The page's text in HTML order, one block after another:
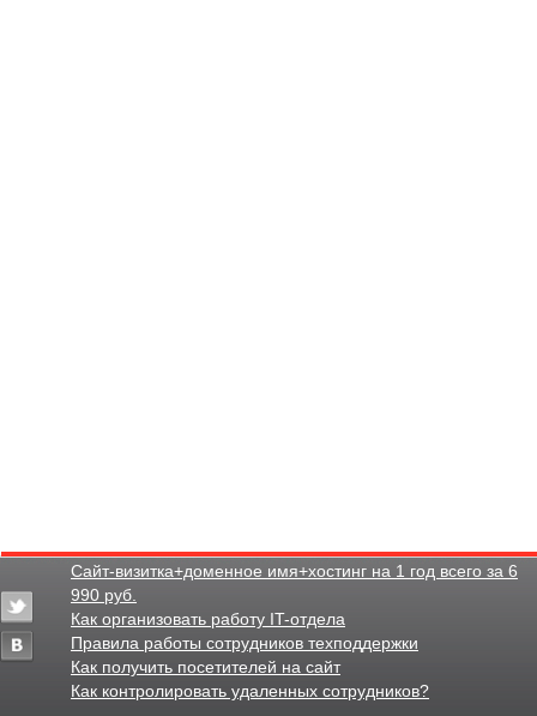
Сайт-визитка+доменное имя+хостинг на 1 год всего за 6
990 руб.
Как организовать работу IT-отдела
Правила работы сотрудников техподдержки
Как получить посетителей на сайт
Как контролировать удаленных сотрудников?